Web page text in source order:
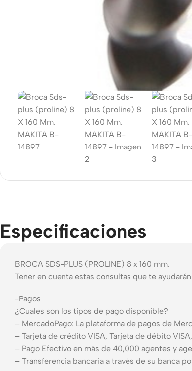
Car holders
Selfie sticks
overlays
Covers-cases
Especificaciones
BROCA SDS-PLUS (PROLINE) 8 x 160 mm.
Tener en cuenta estas consultas que te
-Pagos
¿Cuales son los tipos de pago disponible?
– MercadoPago: La plataforma de pagos de
– Tarjeta de crédito VISA, Tarjeta de débito
– Pago Efectivo en más de 40,000 agentes y
– Transferencia bancaria a través de su banca